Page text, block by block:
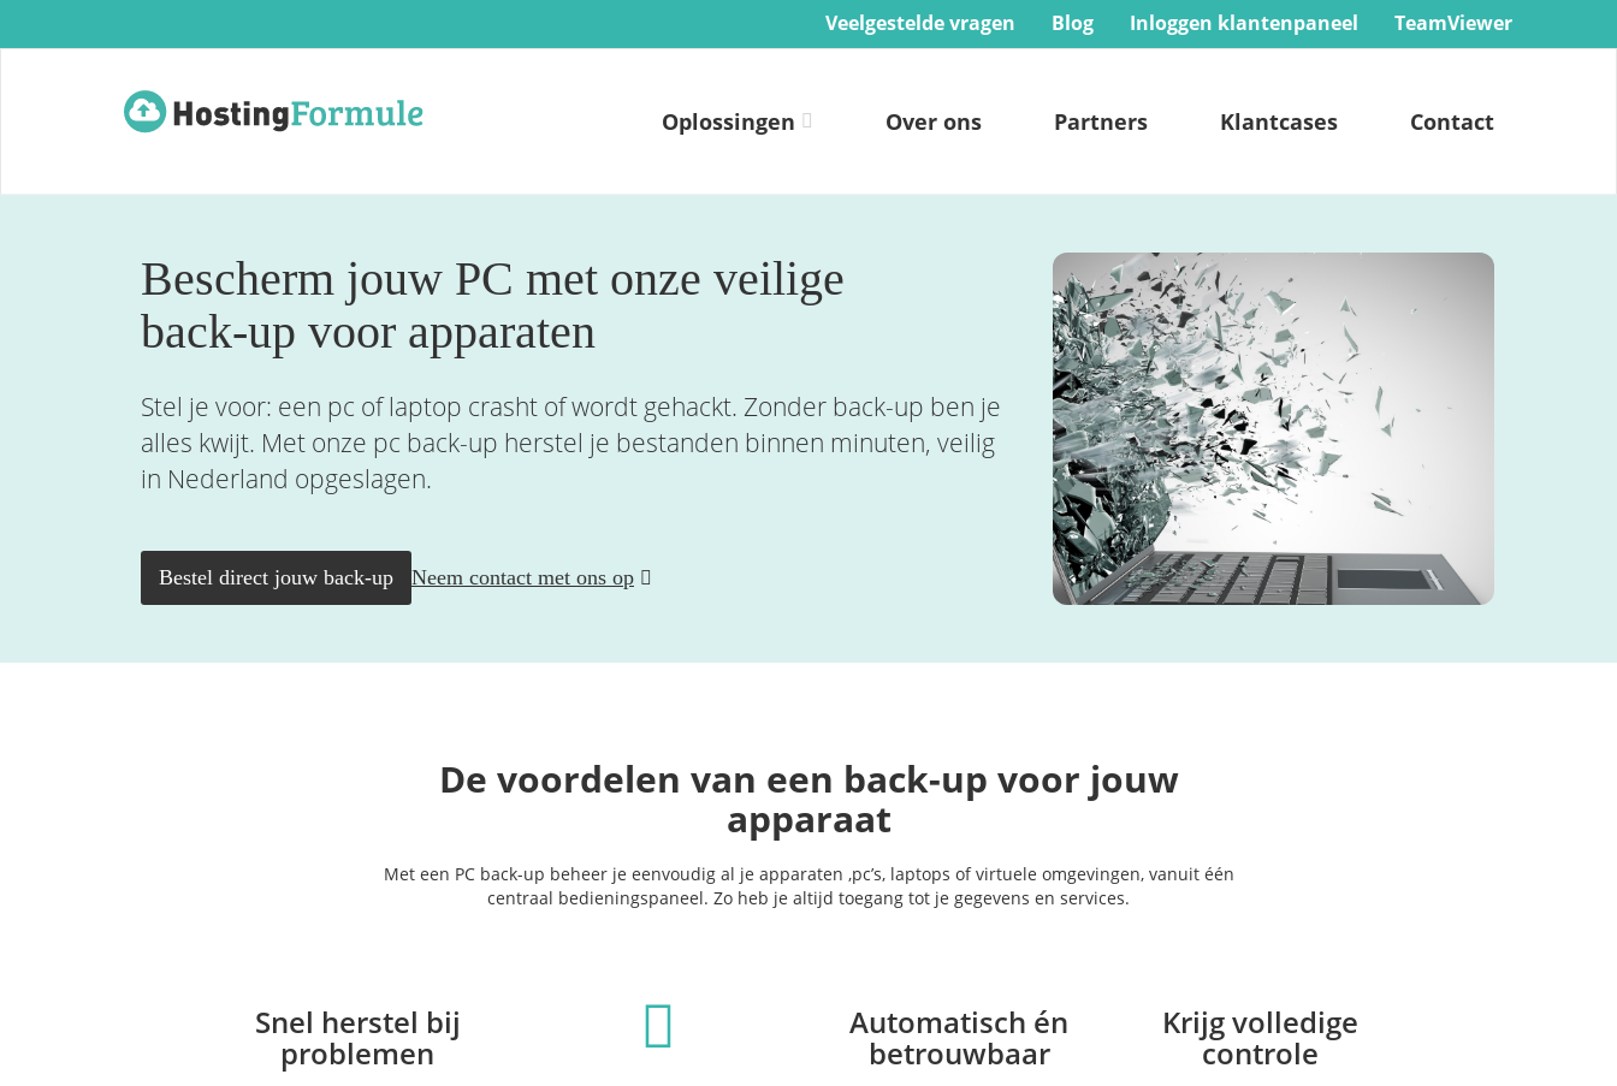
Veelgestelde vragen Blog Inloggen klantenpaneel TeamViewer
Oplossingen Over ons Partners Klantcases Contact
Bescherm jouw PC met onze veilige
back-up voor apparaten
Stel je voor: een pc of laptop crasht of wordt gehackt. Zonder back-up ben je
alles kwijt. Met onze pc back-up herstel je bestanden binnen minuten, veilig
in Nederland opgeslagen.
Bestel direct jouw back-up Neem contact met ons op
De voordelen van een back-up voor jouw
apparaat
Met een PC back-up beheer je eenvoudig al je apparaten ,pc’s, laptops of virtuele omgevingen, vanuit één
centraal bedieningspaneel. Zo heb je altijd toegang tot je gegevens en services.
Snel herstel bij
problemen
Automatisch én
betrouwbaar
Krijg volledige
controle